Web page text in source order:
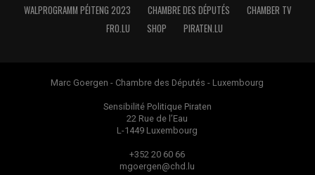
WALPROGRAMM PÉITENG 2023 CHAMBRE DES DÉPUTÉS
CHAMBER TV
FRO.LU
SHOP PIRATEN.LU
Marc Goergen - Chambre des Députés - Luxembourg
Sensibilité Politique Piraten
22 Rue de l’Eau
L-1449 Luxembourg
+352 20 60 66
mgoergen@chd.lu